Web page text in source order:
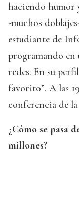
haciendo humor
-muchos
estudiante de
programando en
redes. En su
favorito”. A las
conferencia de
¿Cómo se pasa
millones?